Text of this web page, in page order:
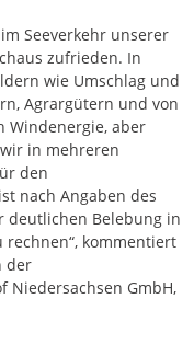
Seeverkehr unserer
zufrieden. In
wie Umschlag und
Agrargütern und von
Windenergie, aber
in mehreren
den
nach Angaben des
deutlichen Belebung in
kommentiert
der
Niedersachsen GmbH,